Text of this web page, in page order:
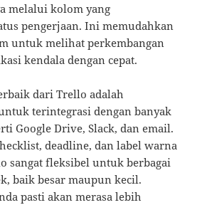
melalui kolom yang
pengerjaan. Ini memudahkan
untuk melihat perkembangan
kendala dengan cepat.
dari Trello adalah
terintegrasi dengan banyak
Google Drive, Slack, dan email.
deadline, dan label warna
sangat fleksibel untuk berbagai
baik besar maupun kecil.
pasti akan merasa lebih